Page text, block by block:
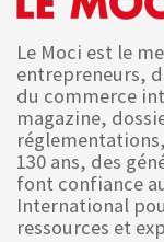
Le Moci est le
entrepreneurs,
du commerce
magazine,
130 ans, des
font confiance
International
ressources et